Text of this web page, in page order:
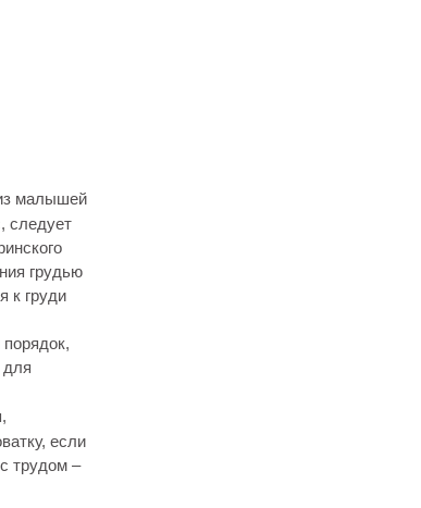
малышей
следует
грудью
к груди
для
если
трудом –